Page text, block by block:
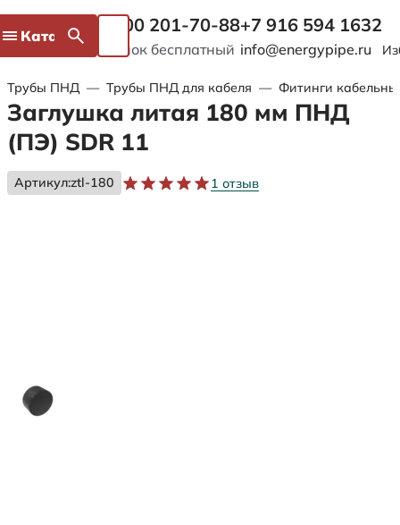
Каталог 8 800 201-70-88
Звонок бесплатный
+7 916 594 1632
info@energypipe.ru
Трубы ПНД — Трубы ПНД для кабеля — Фитинги
Заглушка литая 180 мм ПНД
(ПЭ) SDR 11
Артикул:ztl-180 1 отзыв